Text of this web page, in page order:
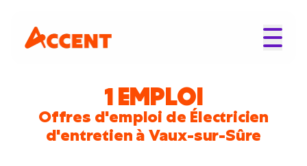
1 EMPLOI
Offres d'emploi de Électricien
d'entretien à Vaux-sur-Sûre